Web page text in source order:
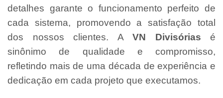
detalhes garante o funcionamento perfeito de
cada sistema, promovendo a satisfação total
dos nossos clientes. A VN Divisórias é
sinônimo de qualidade e compromisso,
refletindo mais de uma década de experiência e
dedicação em cada projeto que executamos.